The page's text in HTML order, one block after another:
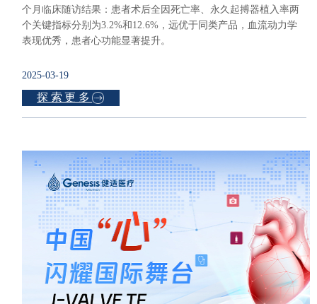
个月临床随访结果：患者术后全因死亡率、永久起搏器植入率两
个关键指标分别为3.2%和12.6%，远优于同类产品，血流动力学
表现优秀，患者心功能显著提升。
2025-03-19
探索更多